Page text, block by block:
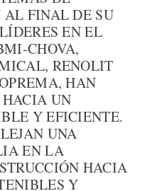
FINAL DE SU
EN EL
CHOVA,
RENOLIT
HAN
UN
Y EFICIENTE.
UNA
EN LA
HACIA
Y